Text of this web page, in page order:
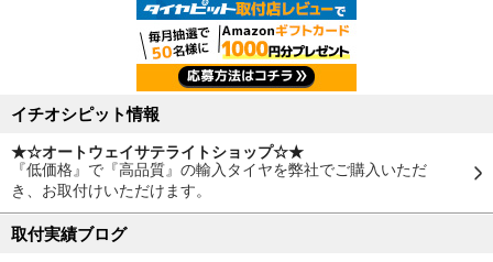
イチオシピット情報
★☆オートウェイサテライトショップ☆★
『低価格』で『高品質』の輸入タイヤを弊社でご購入いただ
き、お取付けいただけます。
取付実績ブログ